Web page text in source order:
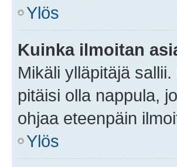
Ylös
Kuinka ilmoitan
Mikäli ylläpitäjä
pitäisi olla nappula,
ohjaa eteenpäin
Ylös